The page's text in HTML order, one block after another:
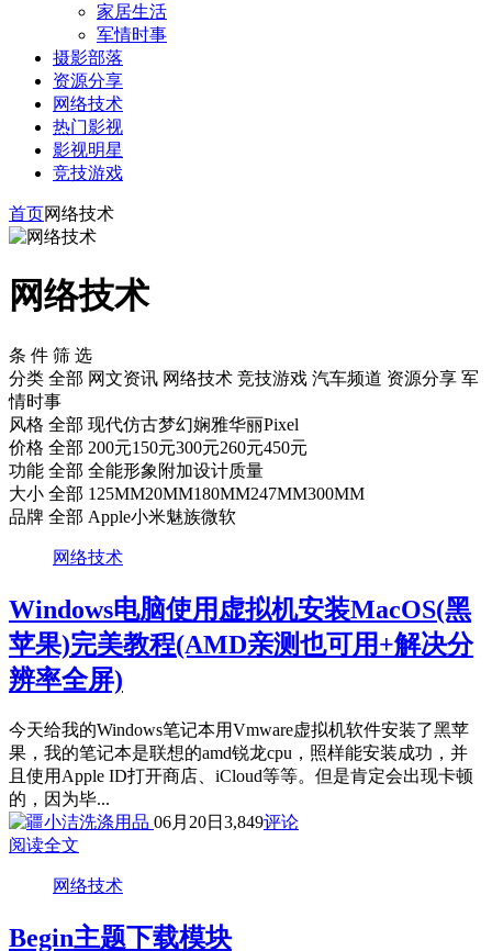
家居生活
军情时事
摄影部落
资源分享
网络技术
热门影视
影视明星
竞技游戏
首页网络技术
网络技术
条 件 筛 选
分类 全部 网文资讯 网络技术 竞技游戏 汽车频道 资源分享 军
情时事
风格 全部 现代仿古梦幻娴雅华丽Pixel
价格 全部 200元150元300元260元450元
功能 全部 全能形象 附加设计质量
大小 全部 125MM20MM180MM247MM300MM
品牌 全部 Apple小米魅族微软
网络技术
Windows电脑使用虚拟机安装MacOS(黑
苹果)完美教程(AMD亲测也可用+解决分
辨率全屏)
今天给我的Windows笔记本用Vmware虚拟机软件安装了黑苹
果，我的笔记本是联想的amd锐龙cpu，照样能安装成功，并
且使用Apple ID打开商店、iCloud等等。但是肯定会出现卡顿
的，因为毕...
06月20日 3,849评论
阅读全文
网络技术
Begin主题下载模块